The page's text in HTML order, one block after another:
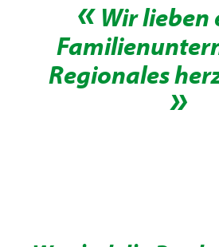
Wir lieben
Regionales